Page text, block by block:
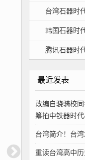
台湾石器时
韩国石器时
腾讯石器时
最近发表
改编自骁骑校
筹拍中铁器时
台湾简介！台
重读台湾高中